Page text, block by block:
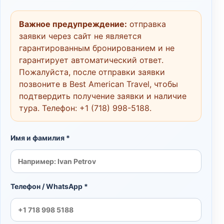
Важное предупреждение: отправка
заявки через сайт не является
гарантированным бронированием и не
гарантирует автоматический ответ.
Пожалуйста, после отправки заявки
позвоните в Best American Travel, чтобы
подтвердить получение заявки и наличие
тура. Телефон: +1 (718) 998-5188.
Имя и фамилия *
Телефон / WhatsApp *